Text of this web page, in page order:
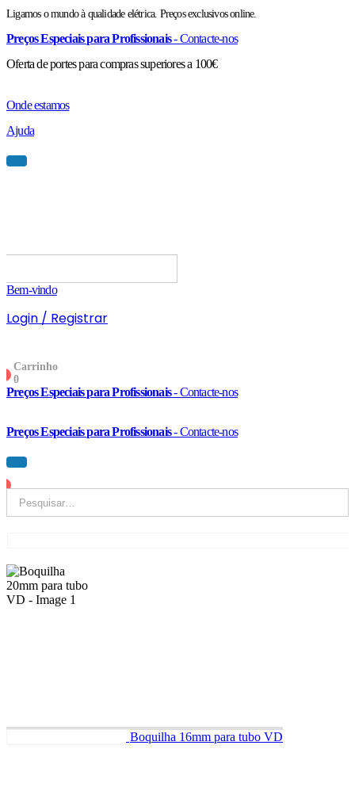
Ligamos o mundo à qualidade elétrica. Preços exclusivos online.
Preços Especiais para Profissionais- Contacte-nos
Oferta de portes para compras superiores a 100€
Onde estamos
Ajuda
Bem-vindo
Login / Registrar
Carrinho
0
Preços Especiais para Profissionais- Contacte-nos
Preços Especiais para Profissionais- Contacte-nos
Boquilha 16mm para tubo VD